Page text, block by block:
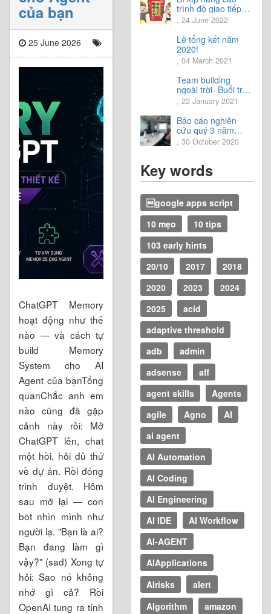
của bạn
25 June 2026
ChatGPT Memory
hoạt động như thế
nào — và cách tự
build Memory
System cho AI
Agent của bạnTổng
quanChắc anh em
nào cũng đã gặp
cảnh này rồi: Mở
ChatGPT lên, chat
một hồi, hỏi đủ thứ
về dự án. Rồi đóng
trình duyệt. Hôm
sau mở lại — con
bot nhìn mình như
người lạ. "Bạn là ai?
Bạn đang làm gì
vậy?" (sad) Xong tự
hỏi: Sao nó không
nhớ gì cả? Rồi
OpenAI tung ra tính
trình độ giao tiếp
tiếng Nhật.
, 24 June 2022
Lễ tổng kết năm
2020!
, 04 March 2021
Team building
ngoài trời- Buổi trải
nghiệm tuyệt vời.
, 22 January 2021
Báo cáo nghiên
cứu quý 3 năm
2020
, 30 October 2020
Key words
google apps script
10 mẹo
10 tips
103 early hints
20/10
2017
2018
2020
2023
2024
2025
acid
adaptive threshold
adb
admin
adsense
aff
agent skills
Agents
agile
Agno
AI
ai agent
AI Automation
AI Coding
AI Engineering
AI IDE
AI Workflow
AI-AGENT
AIApplications
AIrisks
alert
Algorithm
amazon